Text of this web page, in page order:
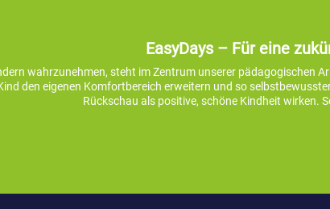
EasyDays – Für eine
wahrzunehmen, steht im Zentrum unserer pädagogischen
den eigenen Komfortbereich erweitern und so
Rückschau als positive, schöne Kindheit wirken.